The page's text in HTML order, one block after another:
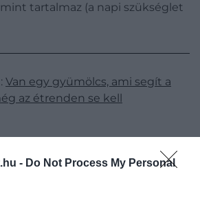
- Do Not Process My Personal
tartalmaz (a napi szükséglet
Van egy gyümölcs, ami segít a
az étrenden se kell